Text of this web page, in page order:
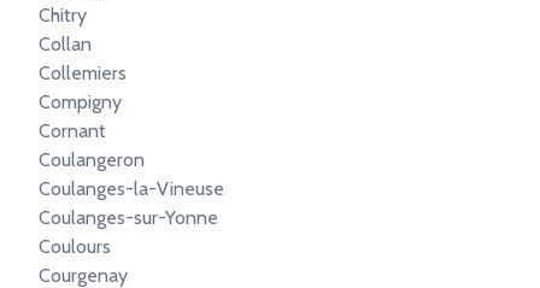
Chitry
Collan
Collemiers
Compigny
Cornant
Coulangeron
Coulanges-la-Vineuse
Coulanges-sur-Yonne
Coulours
Courgenay